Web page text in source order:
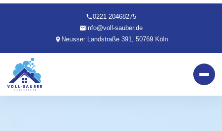
0221 20468275
info@voll-sauber.de
Neusser Landstraße 391, 50769 Köln